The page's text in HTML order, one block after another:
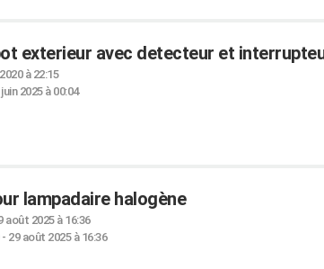
exterieur avec detecteur et
à 22:15
juin 2025 à 00:04
lampadaire halogène
août 2025 à 16:36
- 29 août 2025 à 16:36